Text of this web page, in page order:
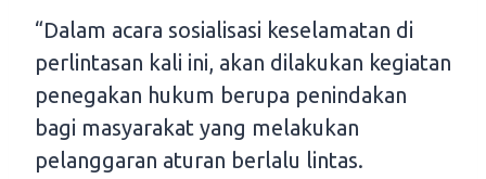
“Dalam acara sosialisasi keselamatan di
perlintasan kali ini, akan dilakukan kegiatan
penegakan hukum berupa penindakan
bagi masyarakat yang melakukan
pelanggaran aturan berlalu lintas.